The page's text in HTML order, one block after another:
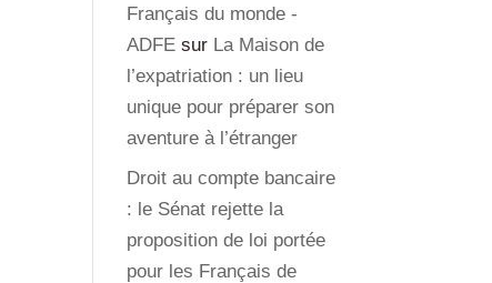
Français du monde -
ADFE sur La Maison de
l’expatriation : un lieu
unique pour préparer son
aventure à l’étranger
Droit au compte bancaire
: le Sénat rejette la
proposition de loi portée
pour les Français de